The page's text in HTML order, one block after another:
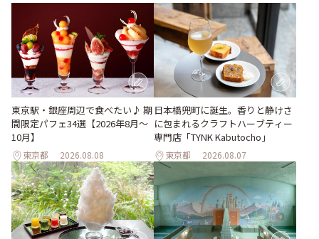
東京駅・銀座周辺で食べたい♪ 期
間限定パフェ34選【2026年8月～
10月】
東京都 2026.08.08
日本橋兜町に誕生。香りと静けさ
に包まれるクラフトハーブティー
専門店「TYNK Kabutocho」
東京都 2026.08.07